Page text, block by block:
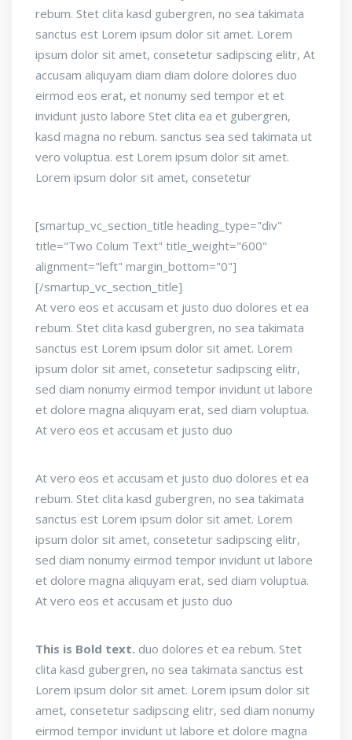
rebum. Stet clita kasd gubergren, no sea takimata
sanctus est Lorem ipsum dolor sit amet. Lorem
ipsum dolor sit amet, consetetur sadipscing elitr, At
accusam aliquyam diam diam dolore dolores duo
eirmod eos erat, et nonumy sed tempor et et
invidunt justo labore Stet clita ea et gubergren,
kasd magna no rebum. sanctus sea sed takimata ut
vero voluptua. est Lorem ipsum dolor sit amet.
Lorem ipsum dolor sit amet, consetetur
[smartup_vc_section_title heading_type="div"
title="Two Colum Text" title_weight="600"
alignment="left" margin_bottom="0"]
[/smartup_vc_section_title]
At vero eos et accusam et justo duo dolores et ea
rebum. Stet clita kasd gubergren, no sea takimata
sanctus est Lorem ipsum dolor sit amet. Lorem
ipsum dolor sit amet, consetetur sadipscing elitr,
sed diam nonumy eirmod tempor invidunt ut labore
et dolore magna aliquyam erat, sed diam voluptua.
At vero eos et accusam et justo duo
At vero eos et accusam et justo duo dolores et ea
rebum. Stet clita kasd gubergren, no sea takimata
sanctus est Lorem ipsum dolor sit amet. Lorem
ipsum dolor sit amet, consetetur sadipscing elitr,
sed diam nonumy eirmod tempor invidunt ut labore
et dolore magna aliquyam erat, sed diam voluptua.
At vero eos et accusam et justo duo
This is Bold text. duo dolores et ea rebum. Stet
clita kasd gubergren, no sea takimata sanctus est
Lorem ipsum dolor sit amet. Lorem ipsum dolor sit
amet, consetetur sadipscing elitr, sed diam nonumy
eirmod tempor invidunt ut labore et dolore magna